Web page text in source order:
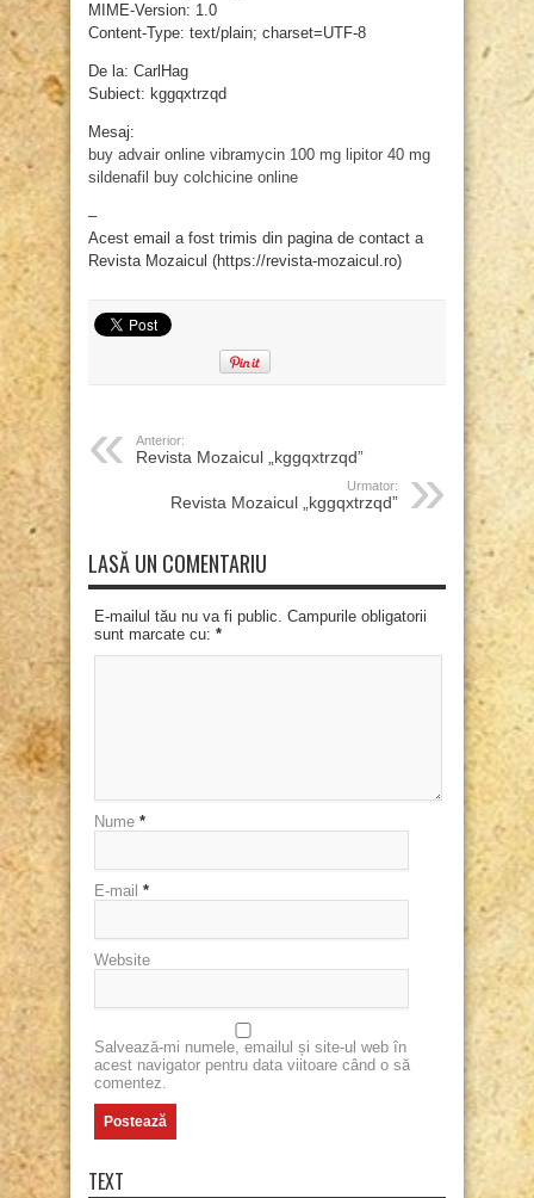
MIME-Version: 1.0
Content-Type: text/plain; charset=UTF-8
De la: CarlHag
Subiect: kggqxtrzqd
Mesaj:
buy advair online vibramycin 100 mg lipitor 40 mg
sildenafil
buy colchicine online
–
Acest email a fost trimis din pagina de contact a
Revista Mozaicul (https://revista-mozaicul.ro)
Anterior:
Revista Mozaicul „kggqxtrzqd”
Urmator:
Revista Mozaicul „kggqxtrzqd”
LASĂ UN COMENTARIU
E-mailul tău nu va fi public. Campurile obligatorii
sunt marcate cu: *
Nume *
E-mail *
Website
Salvează-mi numele, emailul și site-ul web în
acest navigator pentru data viitoare când o să
comentez.
TEXT